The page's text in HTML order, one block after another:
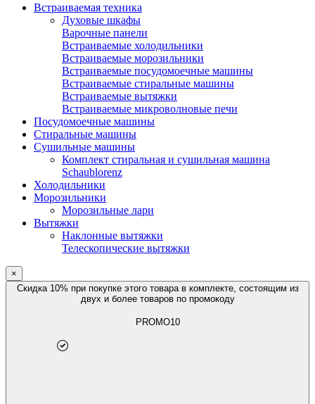
Встраиваемая техника
Духовые шкафы
Варочные панели
Встраиваемые холодильники
Встраиваемые морозильники
Встраиваемые посудомоечные машины
Встраиваемые стиральные машины
Встраиваемые вытяжки
Встраиваемые микроволновые печи
Посудомоечные машины
Стиральные машины
Сушильные машины
Комплект стиральная и сушильная машина
Schaublorenz
Холодильники
Морозильники
Морозильные лари
Вытяжки
Наклонные вытяжки
Телескопические вытяжки
×
Скидка 10% при покупке этого товара в комплекте, состоящим из
двух и более товаров по промокоду
PROMO10